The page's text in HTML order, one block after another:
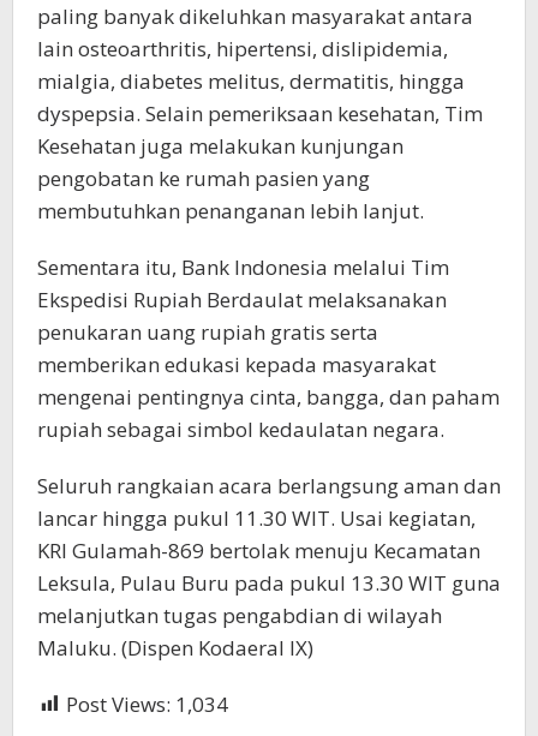
paling banyak dikeluhkan masyarakat antara
lain osteoarthritis, hipertensi, dislipidemia,
mialgia, diabetes melitus, dermatitis, hingga
dyspepsia. Selain pemeriksaan kesehatan, Tim
Kesehatan juga melakukan kunjungan
pengobatan ke rumah pasien yang
membutuhkan penanganan lebih lanjut.
Sementara itu, Bank Indonesia melalui Tim
Ekspedisi Rupiah Berdaulat melaksanakan
penukaran uang rupiah gratis serta
memberikan edukasi kepada masyarakat
mengenai pentingnya cinta, bangga, dan paham
rupiah sebagai simbol kedaulatan negara.
Seluruh rangkaian acara berlangsung aman dan
lancar hingga pukul 11.30 WIT. Usai kegiatan,
KRI Gulamah-869 bertolak menuju Kecamatan
Leksula, Pulau Buru pada pukul 13.30 WIT guna
melanjutkan tugas pengabdian di wilayah
Maluku. (Dispen Kodaeral IX)
Post Views: 1,034